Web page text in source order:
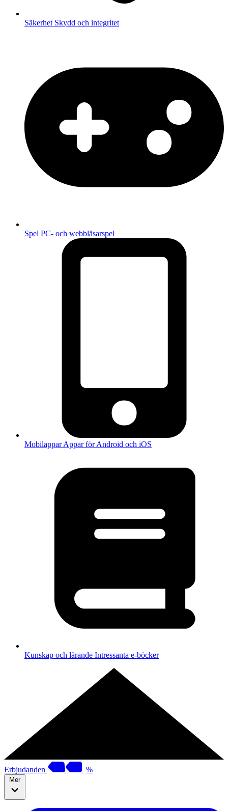
Säkerhet Skydd och integritet
Spel PC- och webbläsarspel
MobilapparAppar för Android och iOS
Kunskap och lärande Intressanta e-böcker
Erbjudanden %
Mer